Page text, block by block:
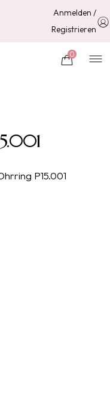
Anmelden /
Registrieren
0
P15.001